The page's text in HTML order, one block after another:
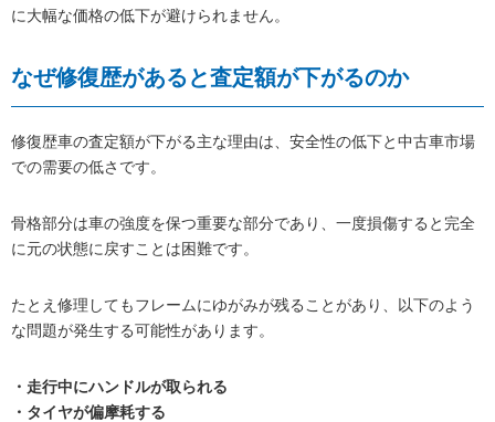
に大幅な価格の低下が避けられません。
なぜ修復歴があると査定額が下がるのか
修復歴車の査定額が下がる主な理由は、安全性の低下と中古車市場
での需要の低さです。
骨格部分は車の強度を保つ重要な部分であり、一度損傷すると完全
に元の状態に戻すことは困難です。
たとえ修理してもフレームにゆがみが残ることがあり、以下のよう
な問題が発生する可能性があります。
・走行中にハンドルが取られる
・タイヤが偏摩耗する